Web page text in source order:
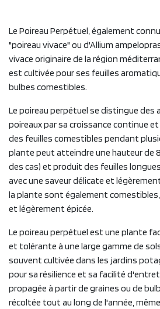
Le Poireau Perpétuel, également
"poireau vivace" ou d'Allium
vivace originaire de la région
est cultivée pour ses feuilles
bulbes comestibles.
Le poireau perpétuel se distingue des
poireaux par sa croissance continue
des feuilles comestibles pendant
plante peut atteindre une hauteur de
des cas) et produit des feuilles
avec une saveur délicate et
la plante sont également comestibles,
et légèrement épicée.
Le poireau perpétuel est une plante
et tolérante à une large gamme de
souvent cultivée dans les jardins
pour sa résilience et sa facilité
propagée à partir de graines ou de
récoltée tout au long de l'année,